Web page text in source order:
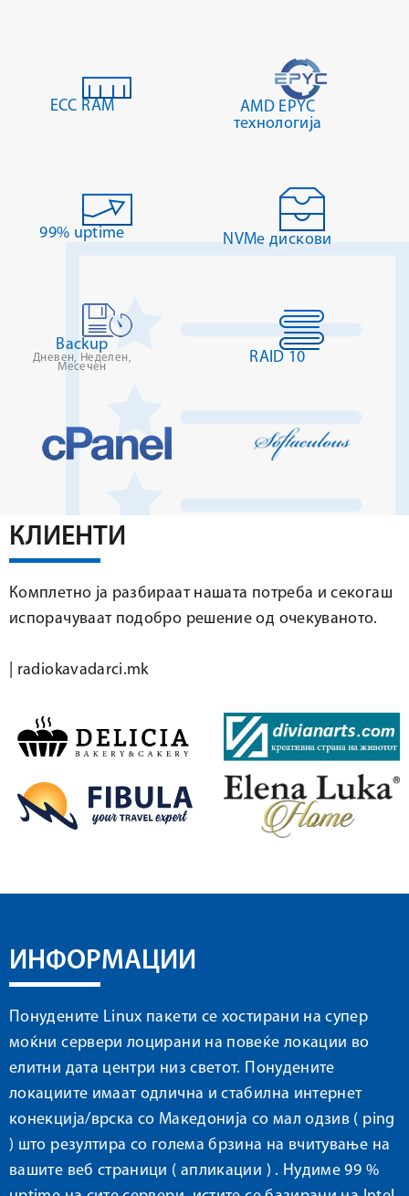
ECC RAM
AMD EPYC
технологија
99% uptime NVMe дискови
Backup
Дневен, Неделен,
Месечен
RAID 10
КЛИЕНТИ
Комплетно ја разбираат нашата потреба и секогаш
испорачуваат подобро решение од очекуваното.
radiokavadarci.mk
ИНФОРМАЦИИ
Понудените Linux пакети се хостирани на супер
моќни сервери лоцирани на повеќе локации во
елитни дата центри низ светот. Понудените
локациите имаат одлична и стабилна интернет
конекција/врска со Македонија со мал одзив ( ping
) што резултира со голема брзина на вчитување на
вашите веб страници ( апликации ) . Нудиме 99 %